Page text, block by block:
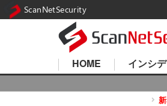
HOME インシ
ScanNetSecurity